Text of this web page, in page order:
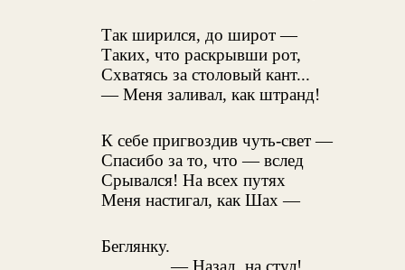
Так ширился, до широт —
Таких, что раскрывши рот,
Схватясь за столовый кант...
— Меня заливал, как штранд!
К себе пригвоздив чуть-свет —
Спасибо за то, что — вслед
Срывался! На всех путях
Меня настигал, как Шах —
Беглянку.
— Назад, на стул!